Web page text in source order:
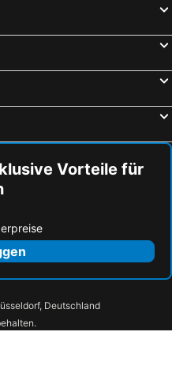
Vorteile für
Deutschland